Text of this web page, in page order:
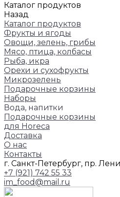
Каталог продуктов
Назад
Каталог продуктов
Фрукты и ягоды
Овощи, зелень, грибы
Мясо, птица, колбасы
Рыба, икра
Орехи и сухофрукты
Микрозелень
Подарочные корзины
Наборы
Вода, напитки
Подарочные корзины
для Horeca
Доставка
О нас
Контакты
г. Санкт-Петербург, пр.
+7 (921) 742 55 33
im_food@mail.ru